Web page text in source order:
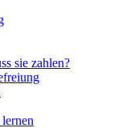
sie zahlen?